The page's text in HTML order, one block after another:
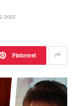
Pinterest